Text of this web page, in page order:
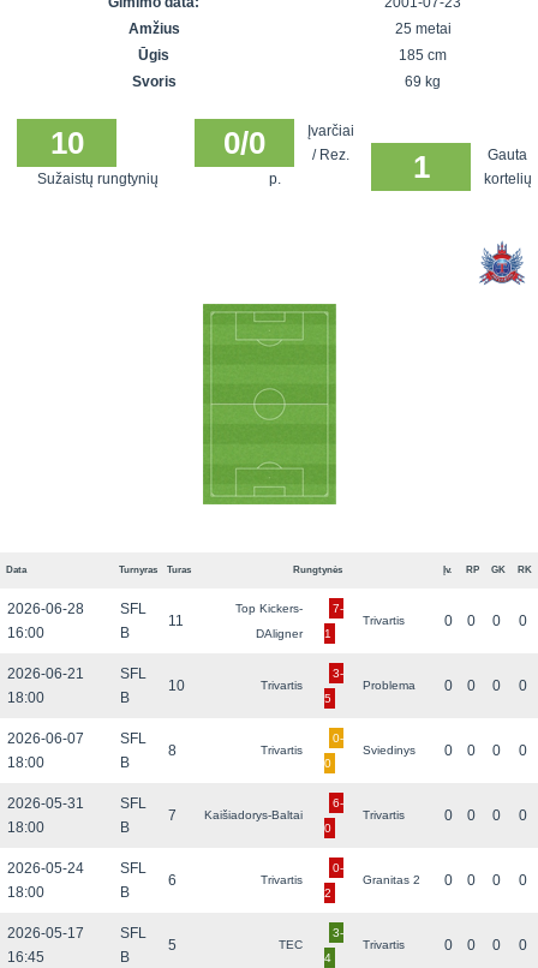
SFL rudens
Snaigės taurė
čempionatas
Vilnius
Amžius
25 metai
Ūgis
185 cm
Svoris
69 kg
10
Sužaistų rungtynių
0/0
Įvarčiai
/ Rez.
p.
1
Gauta
kortelių
Data Turnyras Turas Rungtynės Įv. RP GK RK
2026-06-28
16:00
SFL
B
11
Top Kickers-
DAligner
7-
1
Trivartis 0 0 0 0
2026-06-21
18:00
SFL
B
10 Trivartis
3-
5
Problema 0 0 0 0
2026-06-07
18:00
SFL
B
8 Trivartis
0-
0
Sviedinys 0 0 0 0
2026-05-31
18:00
SFL
B
7 Kaišiadorys-Baltai
6-
0
Trivartis 0 0 0 0
2026-05-24
18:00
SFL
B
6 Trivartis
0-
2
Granitas 2 0 0 0 0
2026-05-17
16:45
SFL
B
5 TEC
3-
4
Trivartis 0 0 0 0